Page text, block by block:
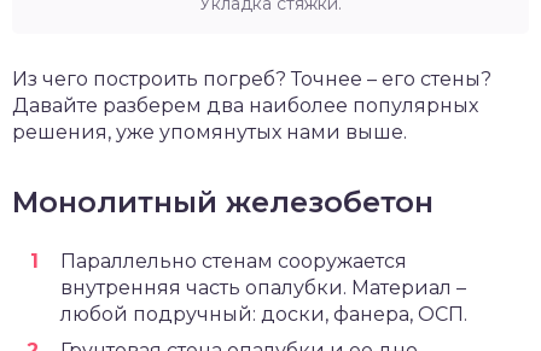
Из чего построить погреб? Точнее – его стены?
Давайте разберем два наиболее популярных
решения, уже упомянутых нами выше.
Монолитный железобетон
Параллельно стенам сооружается
внутренняя часть опалубки. Материал –
любой подручный: доски, фанера, ОСП.